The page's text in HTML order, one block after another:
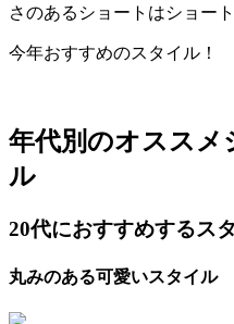
さのあるショートはショー
今年おすすめのスタイル！
年代別のオススメ
ル
20代におすすめするス
丸みのある可愛いスタイル